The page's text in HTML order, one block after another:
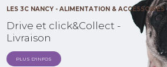
LES 3C NANCY - ALIMENTATION & ACCESSOIRES
Drive et click&Collect -
Livraison
PLUS D'INFOS